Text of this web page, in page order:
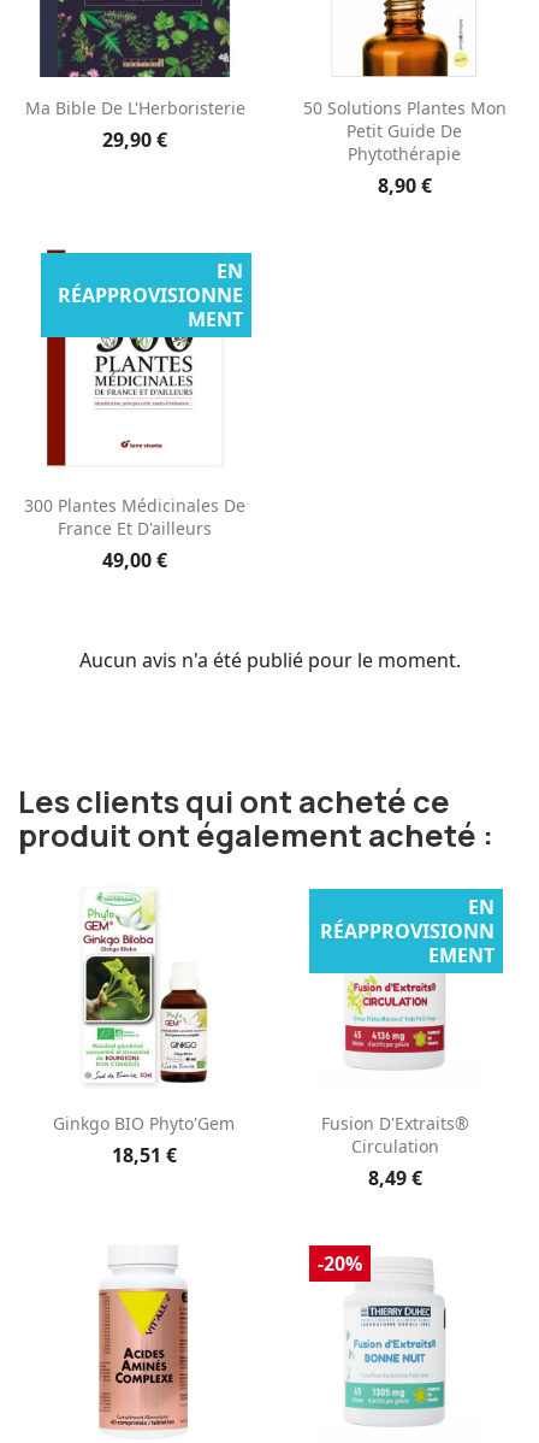
Ma Bible De L'Herboristerie
29,90 €
50 Solutions Plantes Mon
Petit Guide De
Phytothérapie
8,90 €
300 Plantes Médicinales De
France Et D'ailleurs
49,00 €
EN
RÉAPPROVISIONNE
MENT
Aucun avis n'a été publié pour le moment.
Les clients qui ont acheté ce
produit ont également acheté :
Ginkgo BIO Phyto'Gem
18,51 €
Fusion D'Extraits®
Circulation
8,49 €
EN
RÉAPPROVISIONN
EMENT
-20%